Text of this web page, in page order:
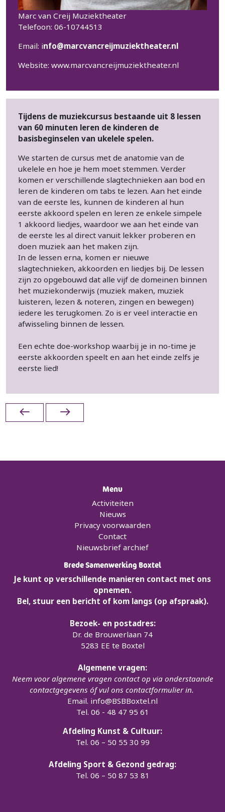
Marc van Creij Muziektheater
Telefoon: 06-10744513
Email: info@marcvancreijmuziektheater.nl
Website: www.marcvancreijmuziektheater.nl
Tijdens de muziekcursus bestaande uit 8 lessen
van 60 minuten leren de kinderen de
basisbeginselen van ukelele spelen.
We starten de cursus met de anatomie van de
ukelele en hoe je hem moet stemmen. Verder
komen er verschillende slagtechnieken aan bod en
leren de kinderen om tabs te lezen. Aan het einde
van de eerste les, kunnen de kinderen al hun
eerste akkoord spelen en leren ze enkele simpele
1 akkoord liedjes, waardoor we aan het einde van
de eerste les al direct vanuit lekker proberen en
doen muziek aan het maken zijn.
In de lessen erna, komen er nieuwe
slagtechnieken, akkoorden en liedjes bij. De lessen
zijn zo opgebouwd dat alle vijf de domeinen binnen
het muziekonderwijs (muziek maken, muziek
luisteren, lezen & noteren, zingen en bewegen)
iedere les terugkomen. Zo is er veel interactie en
afwisseling binnen de lessen.
Een echte doe-workshop waarbij je in no-time je
eerste akkoorden speelt en aan het einde zelfs je
eerste lied!
Menu
Activiteiten
Nieuws
Privacy voorwaarden
Contact
Nieuwsbrief archief
Brede Samenwerking Boxtel
Je kunt op verschillende manieren contact met ons
opnemen.
Bel, stuur een bericht of kom langs (op afspraak).
Bezoek- en postadres:
Dr. de Brouwerlaan 74
5283 EE te Boxtel
Algemene vragen:
Neem voor algemene vragen contact op via onderstaande
contactgegevens óf vul ons contactformulier in.
Email. info@BSBBoxtel.nl
Tel. 06 - 48 47 95 61
Afdeling Kunst & Cultuur:
Tel. 06 – 50 55 30 99
Afdeling Sport & Gezond gedrag:
Tel. 06 – 50 87 53 81